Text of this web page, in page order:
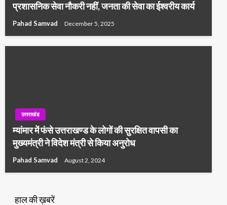
प्रशासनिक सेवा नौकरी नहीं, जनता की सेवा का ईश्वरीय कार्य
Pahad Samvad December 5, 2025
उत्तराखंड
म्यांमार में फंसे उत्तराखण्ड के लोगों की सुरक्षित वापसी का
मुख्यमंत्री ने विदेश मंत्री से किया अनुरोध
Pahad Samvad August 2, 2024
हाल की ख़बरें